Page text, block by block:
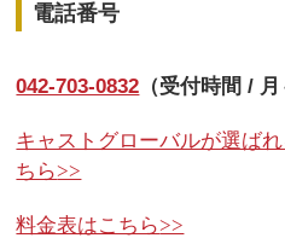
電話番号
042-703-0832 （受付時間 /
キャストグローバルが選ば
ちら>>
料金表はこちら>>